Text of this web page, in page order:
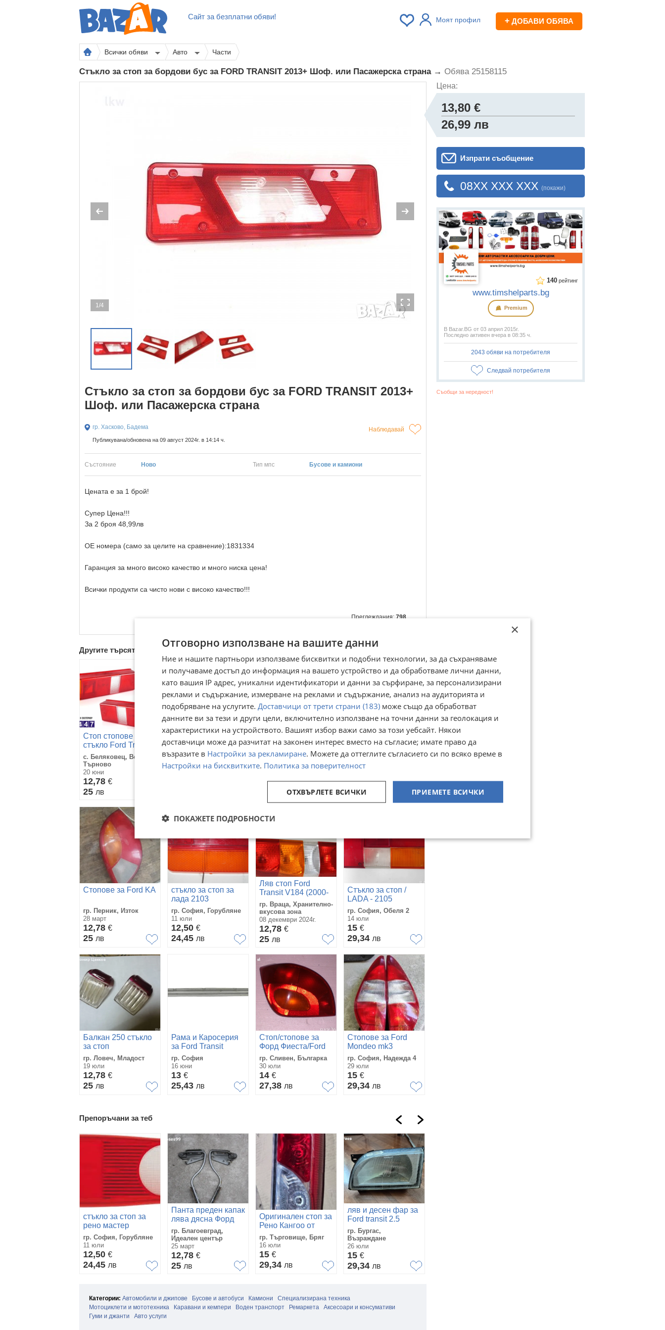
Сайт за безплатни обяви! Моят профил + ДОБАВИ ОБЯВА
Всички обяви Авто Части
Стъкло за стоп за бордови бус за FORD TRANSIT 2013+ Шоф. или Пасажерска страна → Обява 25158115
1/4
Стъкло за стоп за бордови бус за FORD TRANSIT 2013+
Шоф. или Пасажерска страна
гр. Хасково, Бадема Наблюдавай
Публикувана/обновена на 09 август 2024г. в 14:14 ч.
Състояние Ново Тип мпс Бусове и камиони
Цената е за 1 брой!
Супер Цена!!!
За 2 броя 48,99лв
OE номера (само за целите на сравнение):1831334
Гаранция за много високо качество и много ниска цена!
Всички продукти са чисто нови с високо качество!!!
Преглеждания: 798
Другите търсят също
Стоп стопове
стъкло Ford Transit
бордови и
самосвал
с. Беляковец, Велико
Търново
20 юни
12,78 €
25 лв
Стоп за Ford Fiesta
или Ford Fusion
гр. София, Овча купел
2
10 юли
Огледало за бус
или камион
гр. Русе, Здравец
13,29€
лв
едносекционен
десен фар Хелла
(пасажерска
гр. Елин Пелин,
София област
15€
29,34
Стопове за Ford KA
гр. Перник, Изток
28 март
12,78 €
25 лв
стъкло за стоп за
лада 2103
гр. София, Горубляне
11 юли
12,50 €
24,45 лв
Ляв стоп Ford
Transit V184 (2000-
2006г.) 1205706
Форд Транзит
гр. Враца, Хранително-
вкусова зона
08 декември 2024г.
12,78 €
25 лв
Стъкло за стоп /
LADA - 2105
гр. София, Обеля 2
14 юли
15 €
29,34 лв
Балкан 250 стъкло
за стоп
гр. Ловеч, Младост
19 юли
12,78 €
25 лв
Рама и Каросерия
за Ford Transit
гр. София
16 юни
13 €
25,43 лв
Стоп/стопове за
Форд Фиеста/Ford
Fiesta
гр. Сливен, Българка
30 юли
14 €
27,38 лв
Стопове за Ford
Mondeo mk3
гр. София, Надежда 4
29 юли
15 €
29,34 лв
Препоръчани за теб
стъкло за стоп за
рено мастер
133616
гр. София, Горубляне
11 юли
12,50 €
24,45 лв
Панта преден капак
лява дясна Форд
Транзит 2005 бус
Ford Transit YC15-
1680C-AG
гр. Благоевград,
Идеален център
25 март
12,78 €
25 лв
Оригинален стоп за
Рено Кангоо от
2008 до 2013
гр. Търговище, Бряг
16 юли
15 €
29,34 лв
ляв и десен фар за
Ford transit 2.5
гр. Бургас,
Възраждане
26 юли
15 €
29,34 лв
Категории: Автомобили и джипове Бусове и автобуси Камиони
Специализирана техника
Мотоциклети и мототехника
Каравани и кемпери Воден транспорт Ремаркета
Аксесоари и консумативи
Гуми и джанти
Авто услуги
Цена:
13,80 €
26,99 лв
Изпрати съобщение
08XX XXX XXX (покажи)
140 рейтинг
www.timshelparts.bg
Premium
В Bazar.BG от 03 април 2015г.
Последно активен вчера в 08:35 ч.
2043 обяви на потребителя
Следвай потребителя
Съобщи за нередност!
×
Отговорно използване на вашите данни
Ние и нашите партньори използваме бисквитки и подобни технологии, за да съхраняваме
и получаваме достъп до информация на вашето устройство и да обработваме лични данни,
като вашия IP адрес, уникални идентификатори и данни за сърфиране, за персонализирани
реклами и съдържание, измерване на реклами и съдържание, анализ на аудиторията и
подобряване на услугите. Доставчици от трети страни (183) може също да обработват
данните ви за тези и други цели, включително използване на точни данни за геолокация и
характеристики на устройството. Вашият избор важи само за този уебсайт. Някои
доставчици може да разчитат на законен интерес вместо на съгласие; имате право да
възразите в Настройки за рекламиране. Можете да оттеглите съгласието си по всяко време в
Настройки на бисквитките. Политика за поверителност
ПРИЕМЕТЕ ВСИЧКИ
ОТХВЪРЛЕТЕ ВСИЧКИ
ПОКАЖЕТЕ ПОДРОБНОСТИ